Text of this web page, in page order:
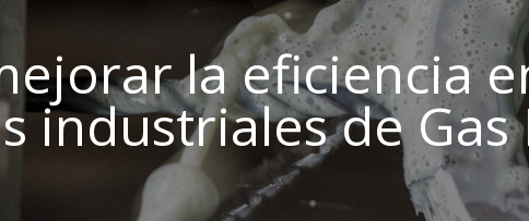
la eficiencia
industriales de Gas